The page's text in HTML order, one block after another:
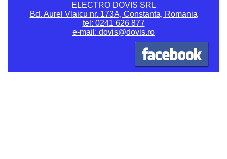
ELECTRO DOVIS SRL
Bd. Aurel Vlaicu nr. 173A, Constanta, Romania
tel: 0241 626 877
e-mail: dovis@dovis.ro